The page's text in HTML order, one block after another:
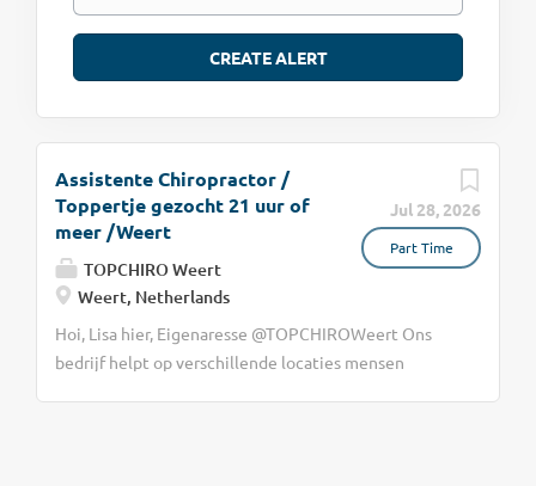
Jul 28, 2026
Part Time
Assistente Chiropractor /
Toppertje gezocht 21 uur of
meer /Weert
TOPCHIRO Weert
Weert, Netherlands
Hoi, Lisa hier, Eigenaresse @TOPCHIROWeert Ons
bedrijf helpt op verschillende locaties mensen